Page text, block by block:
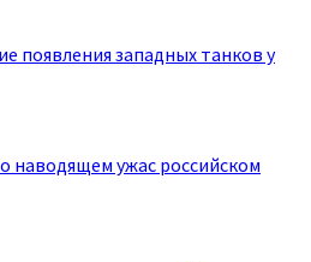
появления западных танков у